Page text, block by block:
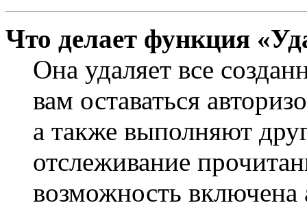
Что делает функция
Она удаляет все
вам оставаться
а также выполняют
отслеживание
возможность